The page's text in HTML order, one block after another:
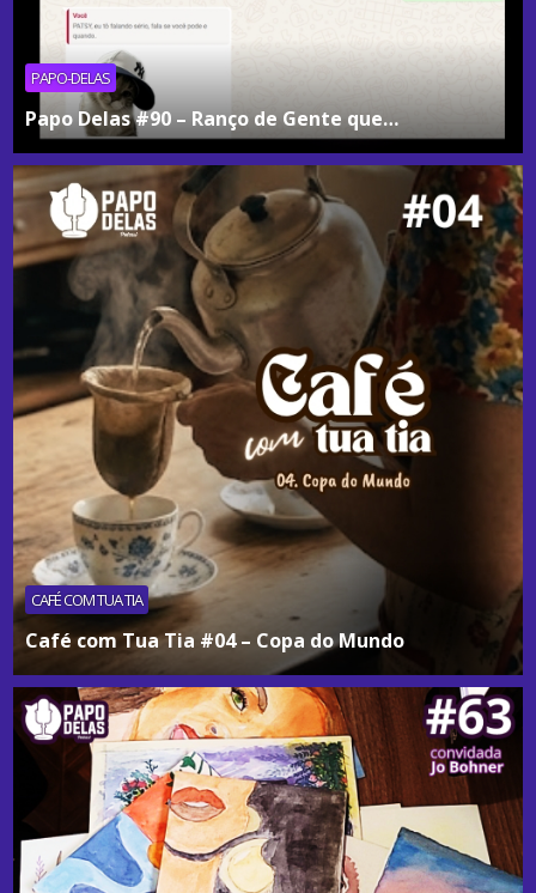
PAPO-DELAS
Papo Delas #90 – Ranço de Gente que…
CAFÉ COM TUA TIA
Café com Tua Tia #04 – Copa do Mundo